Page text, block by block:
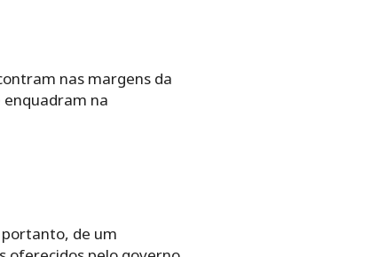
nas margens da
enquadram na
de um